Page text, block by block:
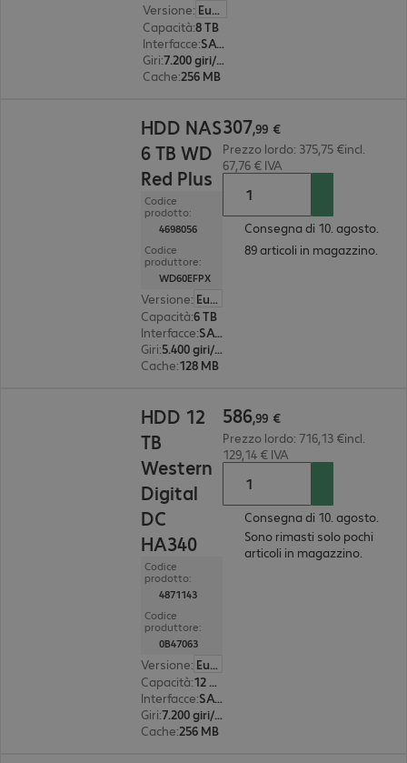
Versione:
Europa
Capacità:8 TB
Interfacce:
SATA 3.0 (6 Gbit/s) 8,9 cm (3,5")
Giri:
7.200 giri/min.
Cache:256 MB
HDD NAS
6 TB WD
Red Plus
Codice
prodotto:
4698056
Codice
produttore:
WD60EFPX
Versione:
Europa
Capacità:6 TB
Interfacce:
SATA 3.0 (6 Gbit/s) 8,9 cm (3,5")
Giri:
5.400 giri/min.
Cache:128 MB
307,99 €
Prezzo lordo: 375,75 €incl.
67,76 € IVA
Consegna di 10. agosto.
89 articoli in magazzino.
HDD 12
TB
Western
Digital
DC
HA340
Codice
prodotto:
4871143
Codice
produttore:
0B47063
Versione:
Europa
Capacità:
12 TB
Interfacce:
SATA 3.0 (6 Gbit/s) 8,9 cm (3,5")
Giri:
7.200 giri/min.
Cache:256 MB
586,99 €
Prezzo lordo: 716,13 €incl.
129,14 € IVA
Consegna di 10. agosto.
Sono rimasti solo pochi
articoli in magazzino.